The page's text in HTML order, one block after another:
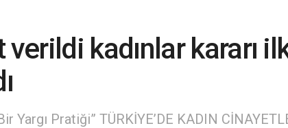
kadınlar kararı
Yargı Pratiği” TÜRKİYE’DE KADIN